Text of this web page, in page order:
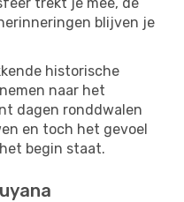
blijven je
historische
naar het
dagen ronddwalen
en toch het gevoel
begin staat.